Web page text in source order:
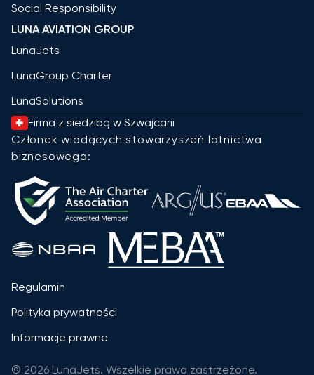
Social Responsibility
LUNA AVIATION GROUP
LunaJets
LunaGroup Charter
LunaSolutions
Firma z siedzibą w Szwajcarii
Członek wiodących stowarzyszeń lotnictwa
biznesowego:
Regulamin
Polityka prywatności
Informacje prawne
© 2026 LunaJets. Wszelkie prawa zastrzeżone.